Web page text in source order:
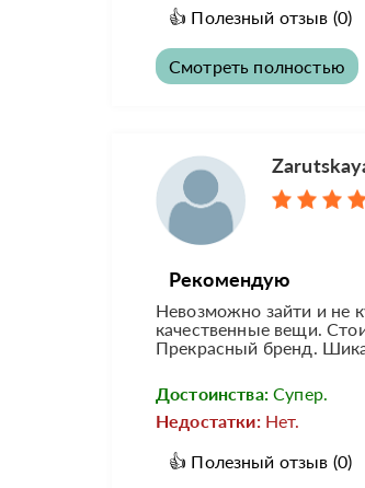
👍 Полезный отзыв (0)
Смотреть полностью
Рекомендую
Невозможно зайти и не
качественные вещи.
Прекрасный бренд.
Достоинства: Супер.
Недостатки: Нет.
👍 Полезный отзыв (0)